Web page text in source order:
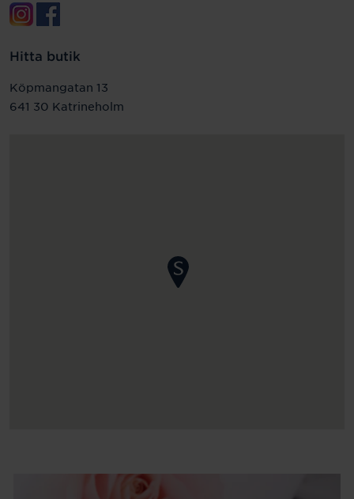
Hitta butik
Köpmangatan 13
641 30 Katrineholm